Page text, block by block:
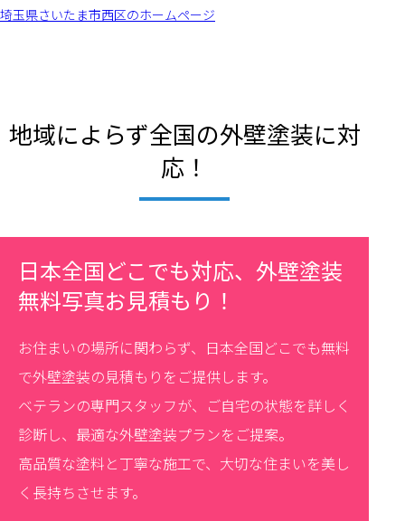
埼玉県さいたま市西区のホームページ
地域によらず全国の外壁塗装に対
応！
日本全国どこでも対応、外壁塗装
無料写真お見積もり！
お住まいの場所に関わらず、日本全国どこでも無料
で外壁塗装の見積もりをご提供します。
ベテランの専門スタッフが、ご自宅の状態を詳しく
診断し、最適な外壁塗装プランをご提案。
高品質な塗料と丁寧な施工で、大切な住まいを美し
く長持ちさせます。